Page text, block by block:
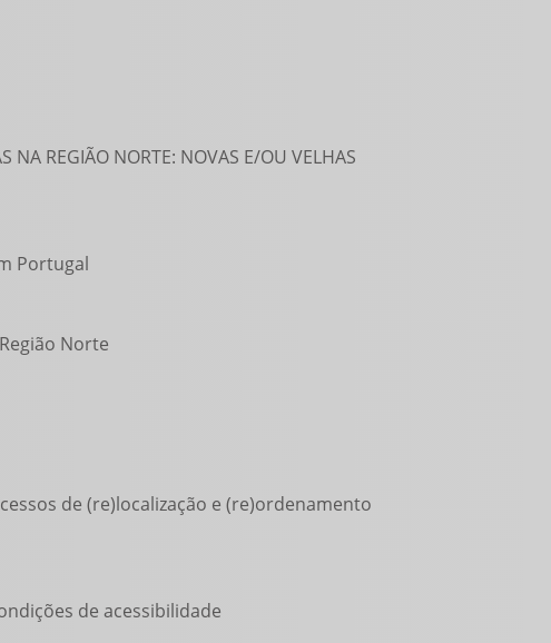
NA REGIÃO NORTE: NOVAS E/OU VELHAS
Portugal
Norte
de (re)localização e (re)ordenamento
de acessibilidade